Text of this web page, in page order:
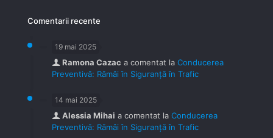
Comentarii recente
19 mai 2025
Ramona Cazac a comentat la Conducerea
Preventivă: Rămâi în Siguranță în Trafic
14 mai 2025
Alessia Mihai a comentat la Conducerea
Preventivă: Rămâi în Siguranță în Trafic